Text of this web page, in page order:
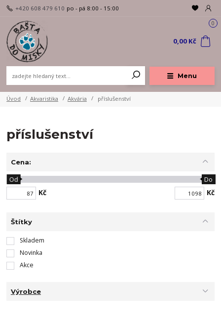
Menu
+420 608 479 610 po - pá 8:00 - 15:00
0
0,00 Kč
Úvod Akvaristika Akvária příslušenství
příslušenství
Cena:
Kč
Od Do
Kč
Štítky
Skladem
Novinka
Akce
Výrobce